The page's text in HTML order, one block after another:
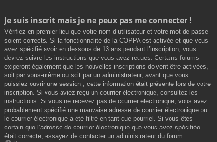
Je suis inscrit mais je ne peux pas me connecter !
Vérifiez en premier lieu que votre nom d’utilisateur et votre mot de passe
soient corrects. Si la fonctionnalité de la COPPA est activée et que vous
avez spécifié avoir en dessous de 13 ans pendant l’inscription, vous
devrez suivre les instructions que vous avez reçues. Certains forums
exigeront également que les nouvelles inscriptions doivent être activées,
soit par vous-même ou soit par un administrateur, avant que vous
puissiez ouvrir une session ; cette information était présente lors de votre
inscription. Si vous aviez reçu un courrier électronique, consultez les
instructions. Si vous ne recevez pas de courrier électronique, vous avez
probablement spécifié une mauvaise adresse de courrier électronique ou
le courrier électronique a été filtré en tant que pourriel. Si vous êtes
certain que l’adresse de courrier électronique que vous avez spécifiée
était correcte, essayez de contacter un administrateur du forum.